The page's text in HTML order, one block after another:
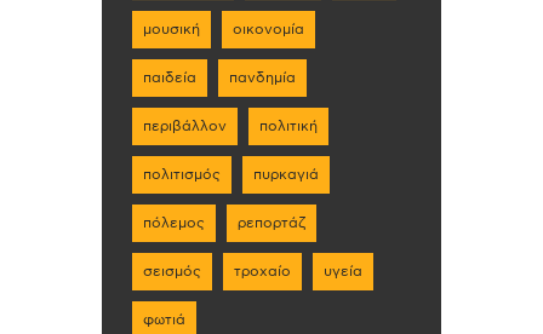
μουσική οικονομία
παιδεία πανδημία
περιβάλλον πολιτική
πολιτισμός πυρκαγιά
πόλεμος ρεπορτάζ
σεισμός τροχαίο υγεία
φωτιά